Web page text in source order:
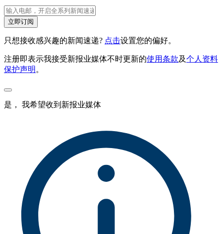
立即订阅
只想接收感兴趣的新闻速递? 点击设置您的偏好。
注册即表示我接受新报业媒体不时更新的使用条款及个人资料
保护声明。
是， 我希望收到新报业媒体